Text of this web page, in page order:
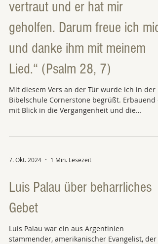
vertraut und er hat mir
geholfen. Darum freue ich mich
und danke ihm mit meinem
Lied.“ (Psalm 28, 7)
Mit diesem Vers an der Tür wurde ich in der
Bibelschule Cornerstone begrüßt. Erbauend –
mit Blick in die Vergangenheit und die
7. Okt. 2024 1 Min. Lesezeit
Luis Palau über beharrliches
Gebet
Luis Palau war ein aus Argentinien
stammender, amerikanischer Evangelist, der